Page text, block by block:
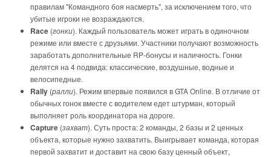
правилам "Командного боя насмерть", за исключением того, что
убитые игроки не возраждаются.
Race (гонки). Каждый пользователь может играть в одиночном
режиме или вместе с друзьями. Участники получают возможность
заработать дополнительные RP-бонусы и наличность. Гонки
делятся на 4 подвида: классические, воздушные, водные и
велосипедные.
Rally (ралли). Режим впервые появился в GTA Online. В отличие от
обычных гонок вместе с водителем едет штурман, который
выполняет роль координатора на дороге.
Capture (захват). Суть проста: 2 команды, 2 базы и 2 ценных
объекта, которые нужно захватить. Выигрывает команда, которая
первой захватит и доставит на свою базу ценный объект,